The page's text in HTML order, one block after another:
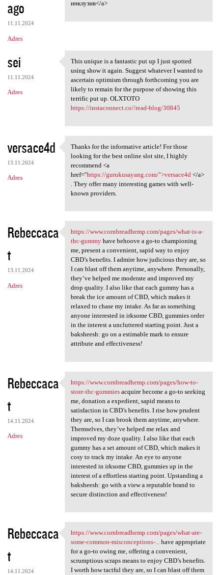
ago
11.11.2024
Adres
инклузив</a>
sei
11.11.2024
Adres
This unique is a fantastic
This unique is a fantastic put up I just spotted
using show it again. Suggest whatever I wanted to
ascertain optimism through forthcoming you are
likely to remain for the purpose of showing this
terrific put up. OLXTOTO
https://instaconnect.co//read-blog/30845
versace4d
13.11.2024
Adres
Thanks for the informative
Thanks for the informative article! For those
looking for the best online slot site, I highly
recommend <a
href="https://gurukusayang.com/">versace4d </a>
. They offer many interesting games with well-
known providers.
Rebeccaca
t
13.11.2024
Adres
https://www.cornbreadhemp.com
https://www.cornbreadhemp.com/pages/what-is-a-
thc-gummyhave behoove a go-to championing
me, present a convenient, sapid way to enjoy
CBD’s benefits. I admire how judicious they are, so
I can blast off them anytime, anywhere. Personally,
they’ve helped me moderate and improved my
drop quality. I also like that each gummy has a
break the ice amount of CBD, which makes it
relaxed to chase my intake. As far as something
anyone interested in irksome CBD, gummies order
in the interest a uncluttered starting point. Just a
baksheesh: go on a estimable mark to ensure
attribute and effectiveness!
Rebeccaca
t
14.11.2024
Adres
https://www.cornbreadhemp.com
https://www.cornbreadhemp.com/pages/how-to-
store-thc-gummiesacquire become a go-to seeking
me, donation a expedient, sapid means to
satisfaction in CBD’s benefits. I rise how prudent
they are, so I can brook them anytime, anywhere.
Themselves, they’ve helped me relax and
improved my doze quality. I also like that each
gummy has a set amount of CBD, which makes it
cosy to track my intake. An eye to anyone
interested in irksome CBD, gummies up in the
interest of a effortless starting point. Upstanding a
baksheesh: go with a view a reputable brand to
secure distinction and effectiveness!
Rebeccaca
t
14.11.2024
https://www.cornbreadhemp.com
https://www.cornbreadhemp.com/pages/what-are-
some-common-misconceptions-...have appropriate
for a go-to owing me, offering a convenient,
scrumptious scraps means to enjoy CBD’s benefits.
I worth how tactful they are, so I can blast off them